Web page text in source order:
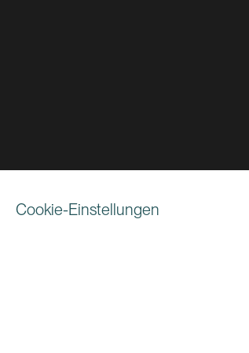
Cookie-Einstellungen